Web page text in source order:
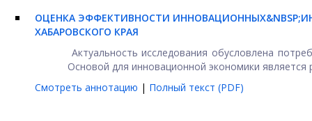
ОЦЕНКА ЭФФЕКТИВНОСТИ
ХАБАРОВСКОГО КРАЯ
Актуальность исследования обусловлена
Основой для инновационной экономики является
Смотреть аннотацию | Полный текст (PDF)